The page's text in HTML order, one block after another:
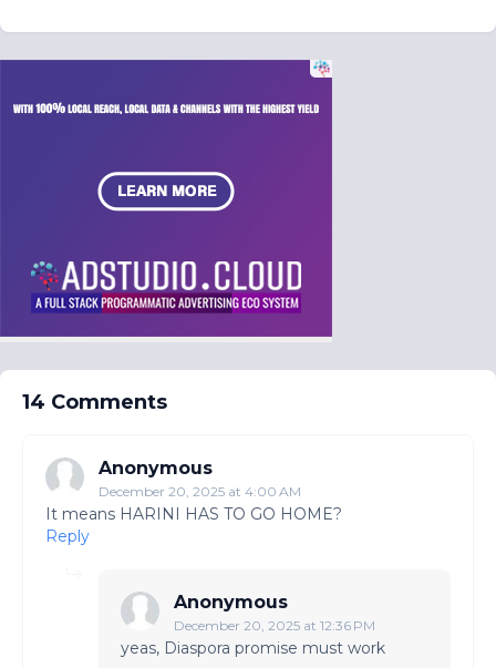
14 Comments
Anonymous
December 20, 2025 at 4:00 AM
It means HARINI HAS TO GO HOME?
Reply
Anonymous
December 20, 2025 at 12:36 PM
yeas, Diaspora promise must work